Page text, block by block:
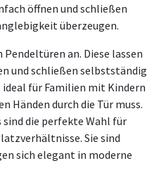
öffnen und schließen
überzeugen.
an. Diese lassen
und schließen selbstständig
für Familien mit Kindern
Händen durch die Tür muss.
sind die perfekte Wahl für
Sie sind
sich elegant in moderne